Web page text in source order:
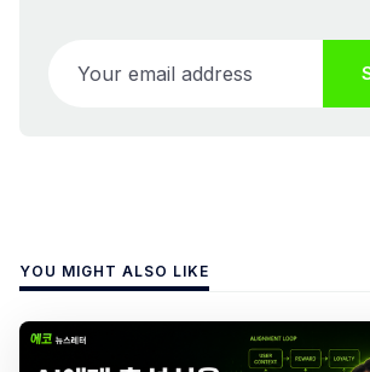
YOU MIGHT ALSO LIKE